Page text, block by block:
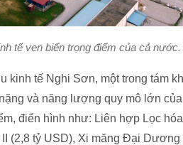
tế ven biển trọng điểm của cả
tế Nghi Sơn, một trong tám
và năng lượng quy mô lớn
điển hình như: Liên hợp Lọc
(2,8 tỷ USD), Xi măng Đại Dương